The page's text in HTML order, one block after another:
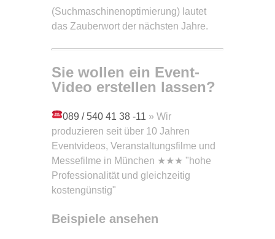
(Suchmaschinenoptimierung) lautet
das Zauberwort der nächsten Jahre.
Sie wollen ein Event-
Video erstellen lassen?
089 / 540 41 38 -11 » Wir
produzieren seit über 10 Jahren
Eventvideos, Veranstaltungsfilme und
Messefilme in München ★★★ "hohe
Professionalität und gleichzeitig
kostengünstig"
Beispiele ansehen